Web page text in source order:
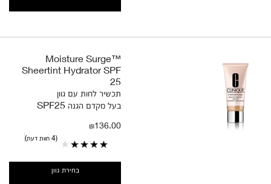
Moisture Surge™
Sheertint Hydrator SPF
25
תכשיר לחות עם גוון
בעל מקדם הגנה SPF25
₪136.00
4 חוות דעת
בחירת גוון